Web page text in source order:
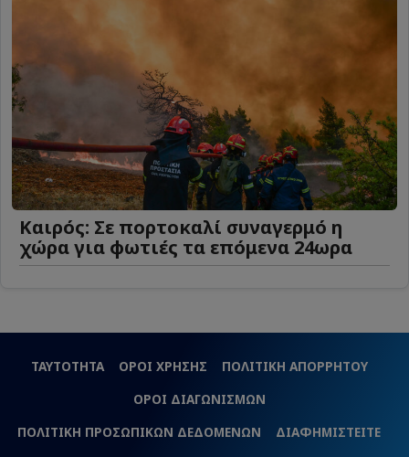
Καιρός: Σε πορτοκαλί συναγερμό η
χώρα για φωτιές τα επόμενα 24ωρα
ΤΑΥΤΟΤΗΤΑ ΟΡΟΙ ΧΡΗΣΗΣ
ΠΟΛΙΤΙΚΗ ΑΠΟΡΡΗΤΟΥ
ΟΡΟΙ ΔΙΑΓΩΝΙΣΜΩΝ
ΠΟΛΙΤΙΚΗ ΠΡΟΣΩΠΙΚΩΝ ΔΕΔΟΜΕΝΩΝ
ΔΙΑΦΗΜΙΣΤΕΙΤΕ